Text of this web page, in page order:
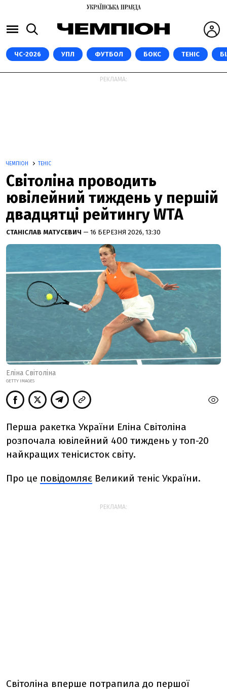
ЧС-2026 УПЛ ФУТБОЛ БОКС ТЕНІС
РЕКЛАМА:
ЧЕМПІОН ТЕНІС
Світоліна проводить
ювілейний тиждень у першій
двадцятці рейтингу WTA
СТАНІСЛАВ МАТУСЕВИЧ — 16 БЕРЕЗНЯ 2026, 13:30
Еліна Світоліна
GETTY IMAGES
Перша ракетка України Еліна Світоліна
розпочала ювілейний 400 тиждень у топ-20
найкращих тенісисток світу.
Про це повідомляє Великий теніс України.
РЕКЛАМА:
Світоліна вперше потрапила до першої